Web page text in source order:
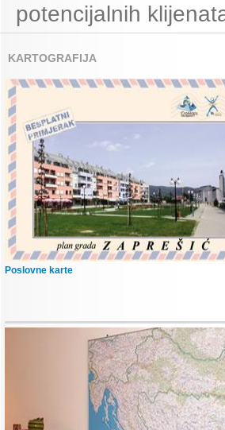
potencijalnih
KARTOGRAFIJA
Poslovne karte